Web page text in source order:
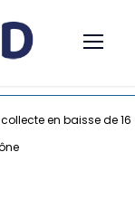
en baisse de 16